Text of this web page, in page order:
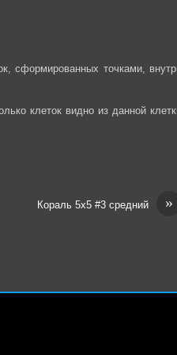
сформированных точками,
клеток видно из данной
»
Кораль 5х5 #3 средний